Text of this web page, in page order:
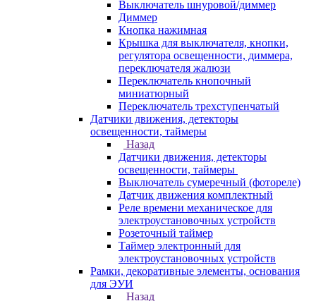
Выключатель шнуровой/диммер
Диммер
Кнопка нажимная
Крышка для выключателя, кнопки,
регулятора освещенности, диммера,
переключателя жалюзи
Переключатель кнопочный
миниатюрный
Переключатель трехступенчатый
Датчики движения, детекторы
освещенности, таймеры
Назад
Датчики движения, детекторы
освещенности, таймеры
Выключатель сумеречный (фотореле)
Датчик движения комплектный
Реле времени механическое для
электроустановочных устройств
Розеточный таймер
Таймер электронный для
электроустановочных устройств
Рамки, декоративные элементы, основания
для ЭУИ
Назад